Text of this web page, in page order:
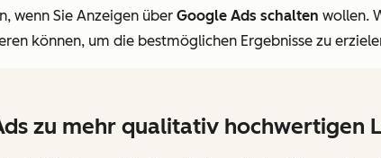
wenn Sie Anzeigen über Google Ads schalten wollen.
können, um die bestmöglichen Ergebnisse zu
zu mehr qualitativ hochwertigen